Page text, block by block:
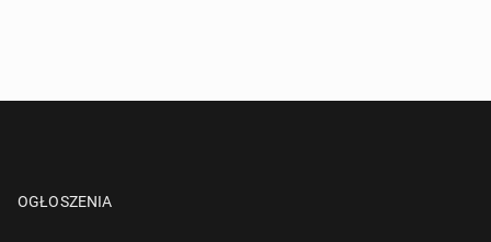
OGŁOSZENIA